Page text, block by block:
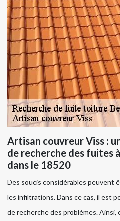
Artisan couvreur Viss :
de recherche des fuites
dans le 18520
Des soucis considérables peuvent
les infiltrations. Dans ce cas, il est
de recherche des problèmes.